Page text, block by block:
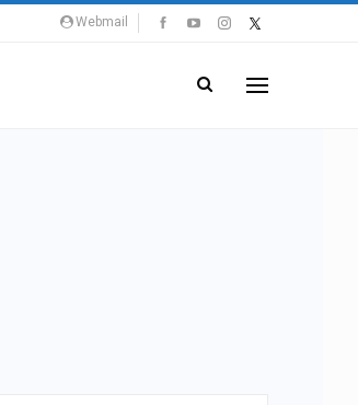
Webmail